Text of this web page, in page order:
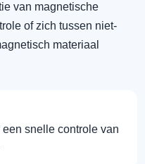
van magnetische
of zich tussen niet-
materiaal
snelle controle van